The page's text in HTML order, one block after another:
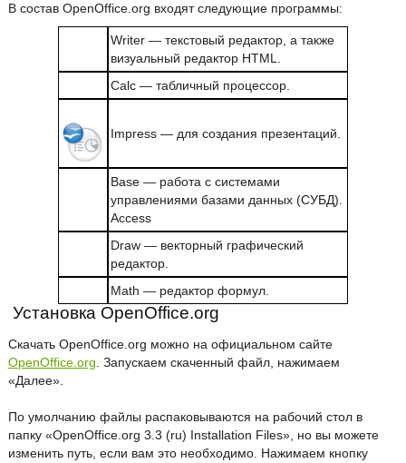
В состав OpenOffice.org входят следующие программы:
Writer — текстовый редактор, а также
визуальный редактор HTML.
Calc — табличный процессор.
Impress — для создания презентаций.
Base — работа с системами
управлениями базами данных (СУБД).
Access
Draw — векторный графический
редактор.
Math — редактор формул.
Установка OpenOffice.org
Скачать OpenOffice.org можно на официальном сайте
OpenOffice.org. Запускаем скаченный файл, нажимаем
«Далее».
По умолчанию файлы распаковываются на рабочий стол в
папку «OpenOffice.org 3.3 (ru) Installation Files», но вы можете
изменить путь, если вам это необходимо. Нажимаем кнопку